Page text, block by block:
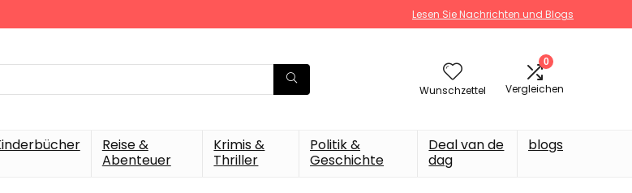
Lesen Sie Nachrichten und Blogs
Wunschzettel
0
Vergleichen
Reise &
Abenteuer
Krimis &
Thriller
Politik &
Geschichte
Deal van de
dag
blogs